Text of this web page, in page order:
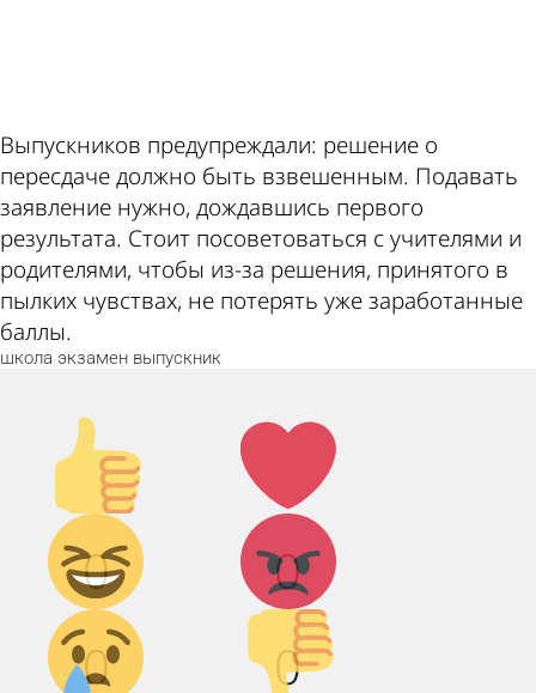
Выпускников предупреждали: решение о
пересдаче должно быть взвешенным. Подавать
заявление нужно, дождавшись первого
результата. Стоит посоветоваться с учителями и
родителями, чтобы из-за решения, принятого в
пылких чувствах, не потерять уже заработанные
баллы.
школа экзамен выпускник
Палец
вверх!
0
Лайк!
0
Дикий
смех!
0
Агрессия!
0
Грусть :(
Палец
вниз!